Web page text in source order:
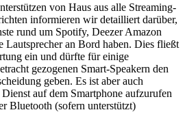
von Haus aus alle Streaming-
informieren wir detailliert darüber,
rund um Spotify, Deezer Amazon
an Bord haben. Dies fließt
ein und dürfte für einige
gezogenen Smart-Speakern den
geben. Es ist aber auch
auf dem Smartphone aufzurufen
Bluetooth (sofern unterstützt)